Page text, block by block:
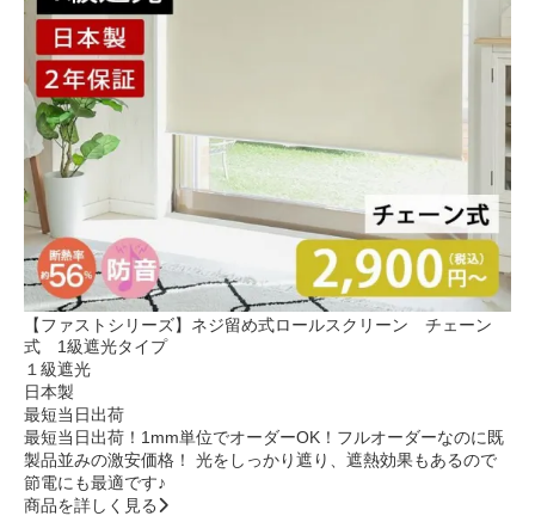
【ファストシリーズ】ネジ留め式ロールスクリーン チェーン
式 1級遮光タイプ
１級遮光
日本製
最短当日出荷
最短当日出荷！1mm単位でオーダーOK！フルオーダーなのに既
製品並みの激安価格！ 光をしっかり遮り、遮熱効果もあるので
節電にも最適です♪
商品を詳しく見る